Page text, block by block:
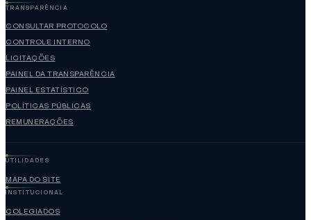
TRANSPARÊNCIA
CONSULTAR PROTOCOLO
CONTROLE INTERNO
LICITAÇÕES
PAINEL DA TRANSPARÊNCIA
PAINEL ESTATÍSTICO
POLÍTICAS PÚBLICAS
REMUNERAÇÕES
UTILIDADES
MAPA DO SITE
INSTITUCIONAL
COLEGIADOS